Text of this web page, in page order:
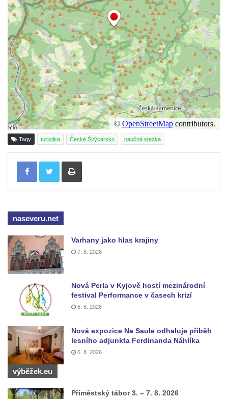
Tagy turistika České Švýcarsko naučná stezka
Tisknout
naseveru.net
Varhany jako hlas krajiny
7. 8. 2026
Nová Perla v Kyjově hostí mezinárodní
festival Performance v časech krizí
6. 8. 2026
Nová expozice Na Saule odhaluje příběh
lesního adjunkta Ferdinanda Náhlíka
6. 8. 2026
výběžek.eu
Příměstský tábor 3. – 7. 8. 2026